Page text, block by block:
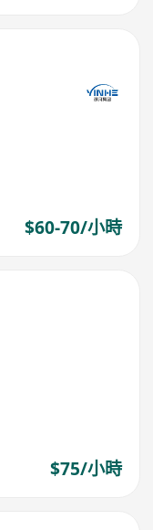
$60-70/小時
$75/小時